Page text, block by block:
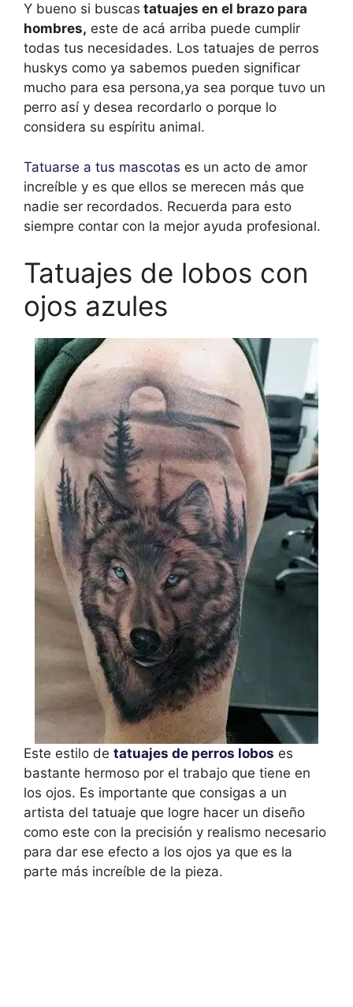
Y bueno si buscas tatuajes en el brazo para
hombres, este de acá arriba puede cumplir
todas tus necesidades. Los tatuajes de perros
huskys como ya sabemos pueden significar
mucho para esa persona,ya sea porque tuvo un
perro así y desea recordarlo o porque lo
considera su espíritu animal.
Tatuarse a tus mascotas es un acto de amor
increíble y es que ellos se merecen más que
nadie ser recordados. Recuerda para esto
siempre contar con la mejor ayuda profesional.
Tatuajes de lobos con
ojos azules
Este estilo de tatuajes de perros lobos es
bastante hermoso por el trabajo que tiene en
los ojos. Es importante que consigas a un
artista del tatuaje que logre hacer un diseño
como este con la precisión y realismo necesario
para dar ese efecto a los ojos ya que es la
parte más increíble de la pieza.